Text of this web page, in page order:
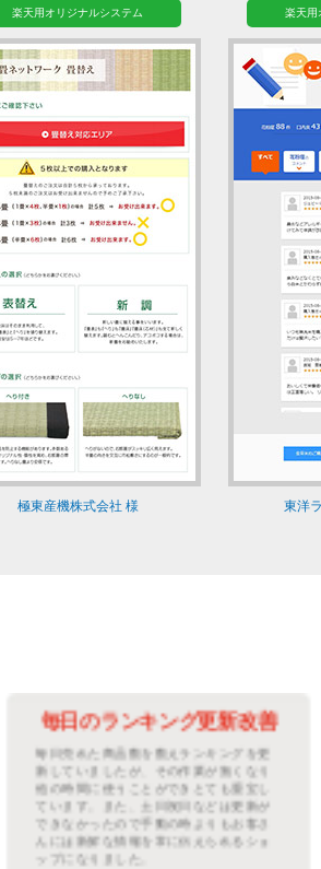
楽天用オリジナルシステム
極東産機株式会社 様
楽天用
東洋
毎日のランキング更新改善
毎日売れた商品数を数えランキングを更
新していましたが、その作業が無くなり
他の時間に使うことができとても重宝し
ています。また、土日祝日などは更新が
できなかったので手動の時よりもお客さ
んには新鮮な情報を常に伝えられるショ
ップになりました。